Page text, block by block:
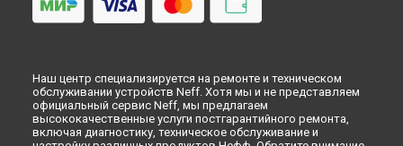
Наш центр специализируется на ремонте и техническом
обслуживании устройств Neff. Хотя мы и не представляем
официальный сервис Neff, мы предлагаем
высококачественные услуги постгарантийного ремонта,
включая диагностику, техническое обслуживание и